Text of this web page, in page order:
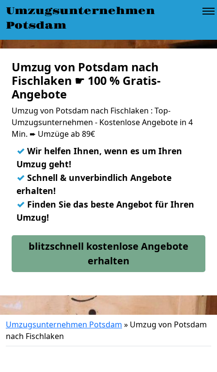
Umzugsunternehmen
Potsdam
Umzug von Potsdam nach
Fischlaken ☛ 100 % Gratis-
Angebote
Umzug von Potsdam nach Fischlaken : Top-
Umzugsunternehmen - Kostenlose Angebote in 4
Min. ➨ Umzüge ab 89€
✓ Wir helfen Ihnen, wenn es um Ihren
Umzug geht!
✓ Schnell & unverbindlich Angebote
erhalten!
✓ Finden Sie das beste Angebot für Ihren
Umzug!
blitzschnell kostenlose Angebote
erhalten
Umzugsunternehmen Potsdam » Umzug von Potsdam
nach Fischlaken